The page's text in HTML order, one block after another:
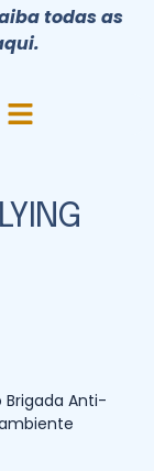
todas as
Brigada Anti-